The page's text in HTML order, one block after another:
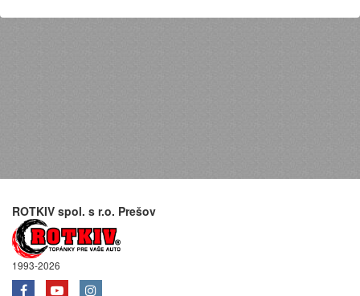
ROTKIV spol. s r.o. Prešov
1993-2026